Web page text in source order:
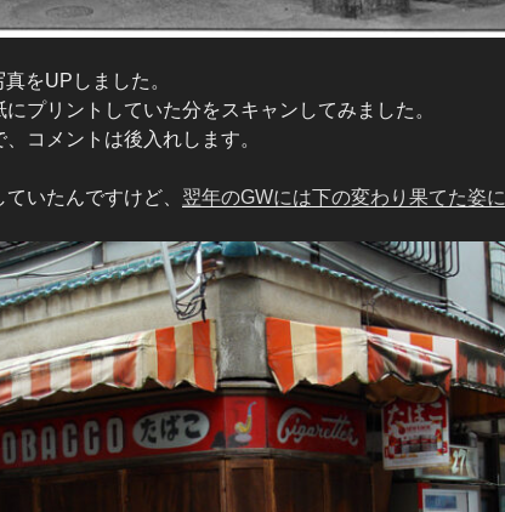
をUPしました。
プリントしていた分をスキャンしてみました。
コメントは後入れします。
いたんですけど、 翌年のGWには下の変わり果てた姿に